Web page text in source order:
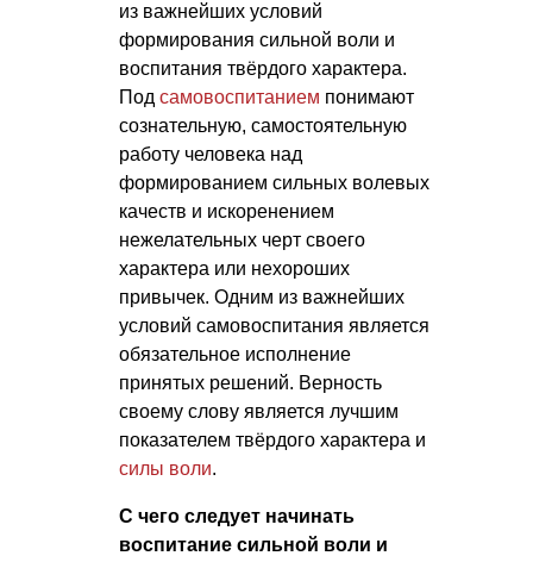
из важнейших условий
формирования сильной воли и
воспитания твёрдого характера.
Под самовоспитанием понимают
сознательную, самостоятельную
работу человека над
формированием сильных волевых
качеств и искоренением
нежелательных черт своего
характера или нехороших
привычек. Одним из важнейших
условий самовоспитания является
обязательное исполнение
принятых решений. Верность
своему слову является лучшим
показателем твёрдого характера и
силы воли.
С чего следует начинать
воспитание сильной воли и